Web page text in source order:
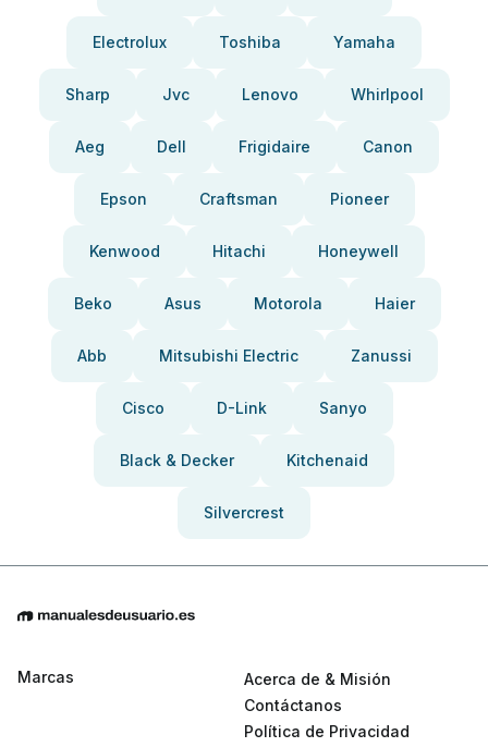
Electrolux Toshiba Yamaha
Sharp Jvc Lenovo Whirlpool
Aeg Dell Frigidaire Canon
Epson Craftsman Pioneer
Kenwood Hitachi Honeywell
Beko Asus Motorola Haier
Abb Mitsubishi Electric Zanussi
Cisco D-Link Sanyo
Black & Decker Kitchenaid
Silvercrest
Marcas
Acerca de & Misión
Contáctanos
Política de Privacidad